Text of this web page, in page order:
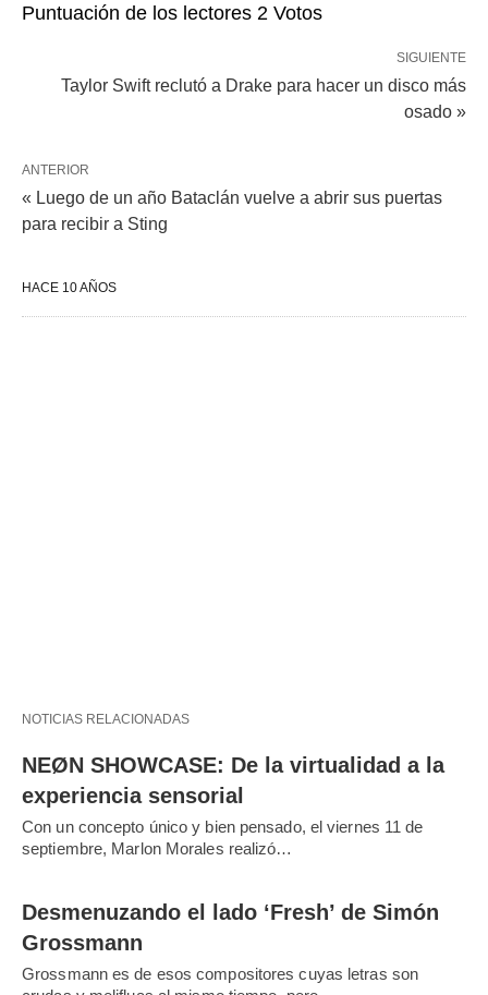
Puntuación de los lectores 2 Votos
SIGUIENTE
Taylor Swift reclutó a Drake para hacer un disco más
osado »
ANTERIOR
« Luego de un año Bataclán vuelve a abrir sus puertas
para recibir a Sting
HACE 10 AÑOS
NOTICIAS RELACIONADAS
NEØN SHOWCASE: De la virtualidad a la
experiencia sensorial
Con un concepto único y bien pensado, el viernes 11 de
septiembre, Marlon Morales realizó…
Desmenuzando el lado ‘Fresh’ de Simón
Grossmann
Grossmann es de esos compositores cuyas letras son